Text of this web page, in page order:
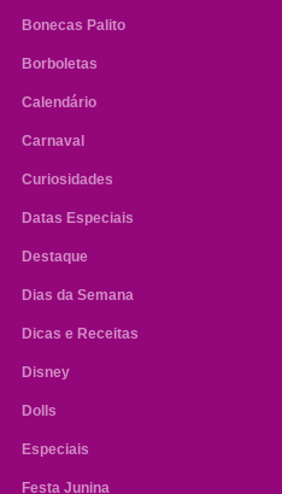
Bonecas Palito
Borboletas
Calendário
Carnaval
Curiosidades
Datas Especiais
Destaque
Dias da Semana
Dicas e Receitas
Disney
Dolls
Especiais
Festa Junina